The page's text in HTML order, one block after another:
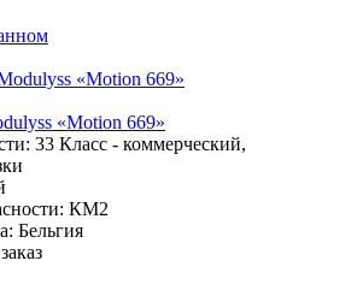
«Motion 669»
33 Класс - коммерческий,
КМ2
Бельгия